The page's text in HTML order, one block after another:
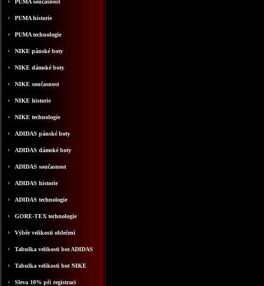
PUMA současnost
PUMA historie
PUMA technologie
NIKE pánské boty
NIKE dámské boty
NIKE současnost
NIKE historie
NIKE technologie
ADIDAS pánské boty
ADIDAS dámské boty
ADIDAS současnost
ADIDAS historie
ADIDAS technologie
GORE-TEX technologie
Výběr velikosti oblečení
Tabulka velikosti bot ADIDAS
Tabulka velikosti bot NIKE
Sleva 10% při registraci